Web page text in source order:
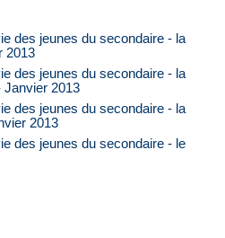
des jeunes du secondaire - la
2013
des jeunes du secondaire - la
Janvier 2013
des jeunes du secondaire - la
2013
des jeunes du secondaire - le